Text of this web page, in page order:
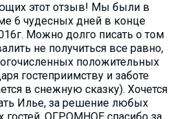
этот отзыв! Мы были в
6 чудесных дней в конце
Можно долго писать о том
не получиться все равно,
положительных
гостеприимству и заботе
в снежную сказку). Хочется
Илье, за решение любых